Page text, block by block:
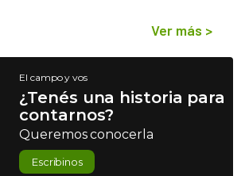
Ver más >
El campo y vos
¿Tenés una historia para
contarnos?
Queremos conocerla
Escribinos